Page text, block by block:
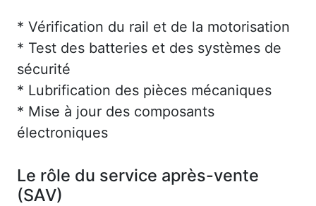
* Vérification du rail et de la motorisation
* Test des batteries et des systèmes de
sécurité
* Lubrification des pièces mécaniques
* Mise à jour des composants
électroniques
Le rôle du service après-vente
(SAV)